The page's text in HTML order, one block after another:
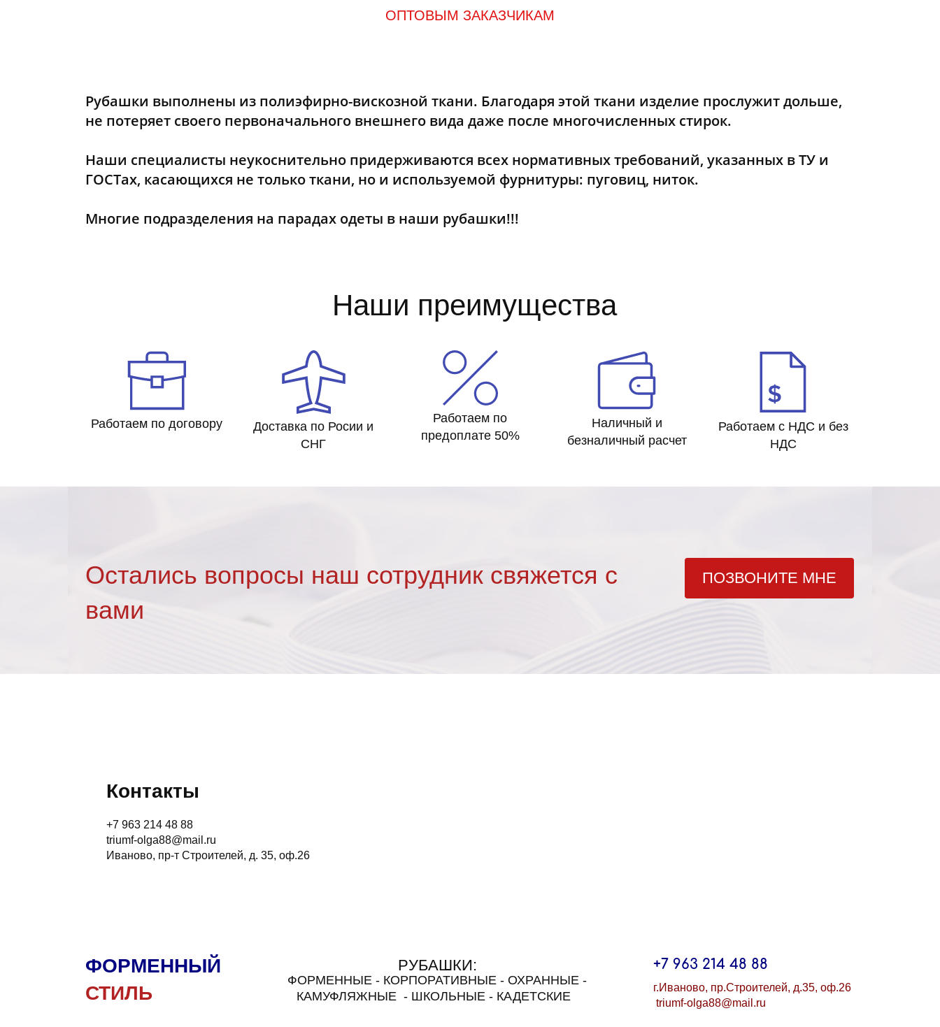
ОПТОВЫМ ЗАКАЗЧИКАМ
Рубашки выполнены из полиэфирно-вискозной ткани. Благодаря этой ткани изделие прослужит дольше,
не потеряет своего первоначального внешнего вида даже после многочисленных стирок.
Наши специалисты неукоснительно придерживаются всех нормативных требований, указанных в ТУ и
ГОСТах, касающихся не только ткани, но и используемой фурнитуры: пуговиц, ниток.
Многие подразделения на парадах одеты в наши рубашки!!!
Наши преимущества
Работаем по договору
Доставка по Росии и
СНГ
Работаем по
предоплате 50%
Наличный и
безналичный расчет
Работаем с НДС и без
НДС
Остались вопросы наш сотрудник свяжется с
вами
ПОЗВОНИТЕ МНЕ
Контакты
+7 963 214 48 88
triumf-olga88@mail.ru
Иваново, пр-т Строителей, д. 35, оф.26
ФОРМЕННЫЙ
СТИЛЬ
РУБАШКИ:
ФОРМЕННЫЕ - КОРПОРАТИВНЫЕ - ОХРАННЫЕ -
КАМУФЛЯЖНЫЕ - ШКОЛЬНЫЕ - КАДЕТСКИЕ
+7 963 214 48 88
г.Иваново, пр.Строителей, д.35, оф.26
triumf-olga88@mail.ru